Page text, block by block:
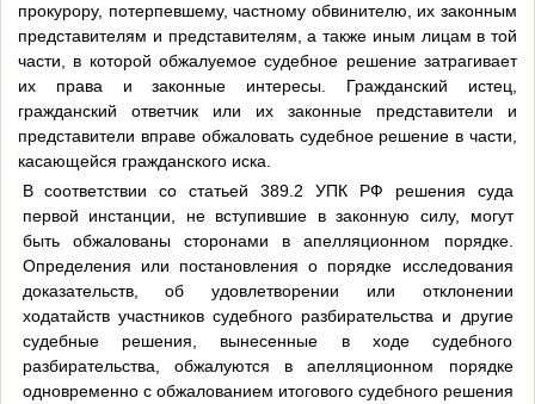
прокурору, потерпевшему, частному обвинителю, их законным
представителям и представителям, а также иным лицам в той
части, в которой обжалуемое судебное решение затрагивает
их права и законные интересы. Гражданский истец,
гражданский ответчик или их законные представители и
представители вправе обжаловать судебное решение в части,
касающейся гражданского иска.
В соответствии со статьей 389.2 УПК РФ решения суда
первой инстанции, не вступившие в законную силу, могут
быть обжалованы сторонами в апелляционном порядке.
Определения или постановления о порядке исследования
доказательств, об удовлетворении или отклонении
ходатайств участников судебного разбирательства и другие
судебные решения, вынесенные в ходе судебного
разбирательства, обжалуются в апелляционном порядке
одновременно с обжалованием итогового судебного решения